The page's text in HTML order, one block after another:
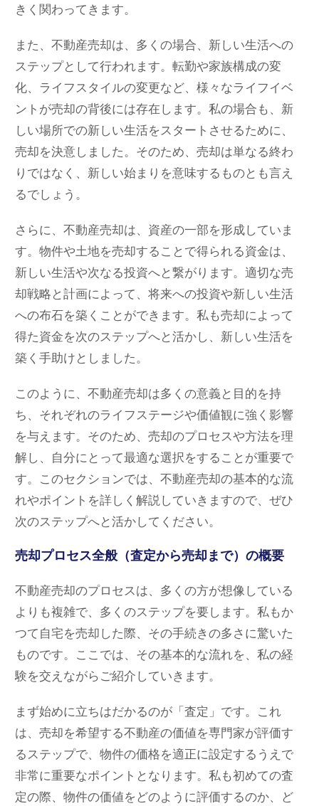
きく関わってきます。
また、不動産売却は、多くの場合、新しい生活への
ステップとして行われます。転勤や家族構成の変
化、ライフスタイルの変更など、様々なライフイベ
ントが売却の背後には存在します。私の場合も、新
しい場所での新しい生活をスタートさせるために、
売却を決意しました。そのため、売却は単なる終わ
りではなく、新しい始まりを意味するものとも言え
るでしょう。
さらに、不動産売却は、資産の一部を形成していま
す。物件や土地を売却することで得られる資金は、
新しい生活や次なる投資へと繋がります。適切な売
却戦略と計画によって、将来への投資や新しい生活
への布石を築くことができます。私も売却によって
得た資金を次のステップへと活かし、新しい生活を
築く手助けとしました。
このように、不動産売却は多くの意義と目的を持
ち、それぞれのライフステージや価値観に強く影響
を与えます。そのため、売却のプロセスや方法を理
解し、自分にとって最適な選択をすることが重要で
す。このセクションでは、不動産売却の基本的な流
れやポイントを詳しく解説していきますので、ぜひ
次のステップへと活かしてください。
売却プロセス全般（査定から売却まで）の概要
不動産売却のプロセスは、多くの方が想像している
よりも複雑で、多くのステップを要します。私もか
つて自宅を売却した際、その手続きの多さに驚いた
ものです。ここでは、その基本的な流れを、私の経
験を交えながらご紹介していきます。
まず始めに立ちはだかるのが「査定」です。これ
は、売却を希望する不動産の価値を専門家が評価す
るステップで、物件の価格を適正に設定するうえで
非常に重要なポイントとなります。私も初めての査
定の際、物件の価値をどのように評価するのか、ど